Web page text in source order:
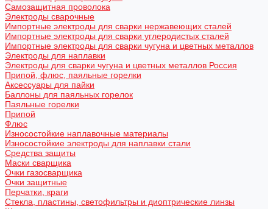
Самозащитная проволока
Электроды сварочные
Импортные электроды для сварки нержавеющих сталей
Импортные электроды для сварки углеродистых сталей
Импортные электроды для сварки чугуна и цветных металлов
Электроды для наплавки
Электроды для сварки чугуна и цветных металлов Россия
Припой, флюс, паяльные горелки
Аксессуары для пайки
Баллоны для паяльных горелок
Паяльные горелки
Припой
Флюс
Износостойкие наплавочные материалы
Износостойкие электроды для наплавки стали
Средства защиты
Маски сварщика
Очки газосварщика
Очки защитные
Перчатки, краги
Стекла, пластины, светофильтры и диоптрические линзы